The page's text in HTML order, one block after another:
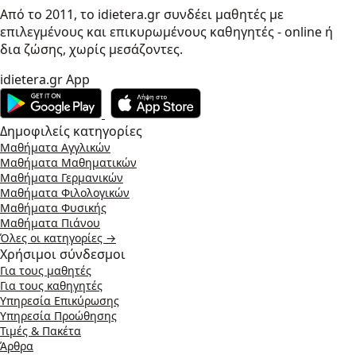
Από το 2011, το idietera.gr συνδέει μαθητές με
επιλεγμένους και επικυρωμένους καθηγητές - online ή
δια ζώσης, χωρίς μεσάζοντες.
idietera.gr App
Δημοφιλείς κατηγορίες
Μαθήματα Αγγλικών
Μαθήματα Μαθηματικών
Μαθήματα Γερμανικών
Μαθήματα Φιλολογικών
Μαθήματα Φυσικής
Μαθήματα Πιάνου
Όλες οι κατηγορίες →
Χρήσιμοι σύνδεσμοι
Για τους μαθητές
Για τους καθηγητές
Υπηρεσία Επικύρωσης
Υπηρεσία Προώθησης
Τιμές & Πακέτα
Άρθρα